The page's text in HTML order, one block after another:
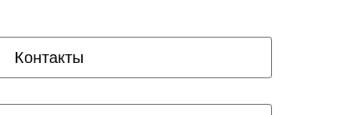
Контакты